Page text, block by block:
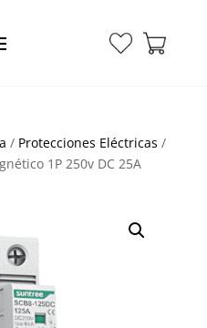
/ Protecciones Eléctricas /
1P 250v DC 25A